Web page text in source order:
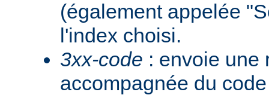
(également appelée
l'index choisi.
3xx-code : envoie une
accompagnée du